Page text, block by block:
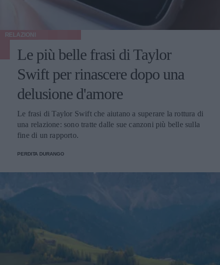
RELAZIONI
Le più belle frasi di Taylor
Swift per rinascere dopo una
delusione d'amore
Le frasi di Taylor Swift che aiutano a superare la rottura di
una relazione: sono tratte dalle sue canzoni più belle sulla
fine di un rapporto.
PERDITA DURANGO